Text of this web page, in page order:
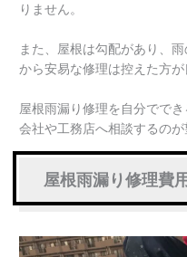
りません。
また、屋根は勾配があり、
から安易な修理は控えた方が
屋根雨漏り修理を自分でで
会社や工務店へ相談するのが
屋根雨漏り修理費